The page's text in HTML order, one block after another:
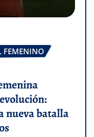
FEMENINO
nueva batalla